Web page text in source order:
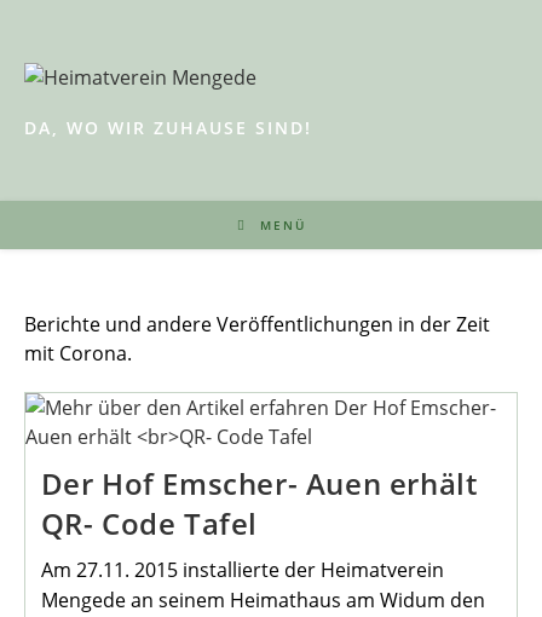
springen
DA, WO WIR ZUHAUSE SIND!
MENÜ
Berichte und andere Veröffentlichungen in der Zeit
mit Corona.
Der Hof Emscher- Auen erhält
QR- Code Tafel
Am 27.11. 2015 installierte der Heimatverein
Mengede an seinem Heimathaus am Widum den